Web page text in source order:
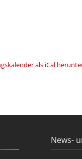
als iCal
News-